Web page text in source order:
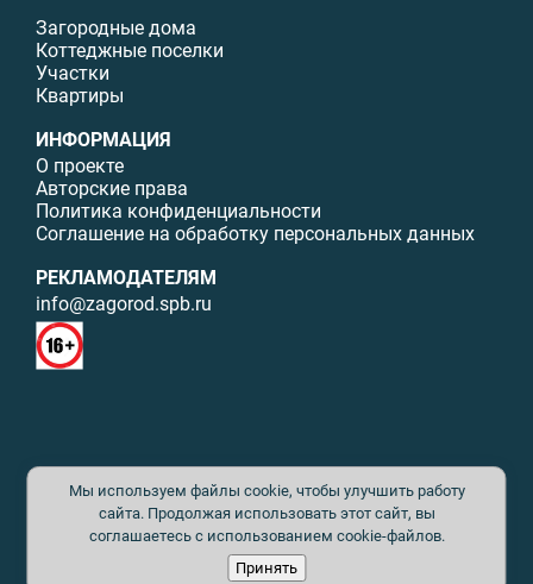
Загородные дома
Коттеджные поселки
Участки
Квартиры
ИНФОРМАЦИЯ
О проекте
Авторские права
Политика конфиденциальности
Соглашение на обработку персональных данных
РЕКЛАМОДАТЕЛЯМ
info@zagorod.spb.ru
© ИП Малыщева Б.Л. Все права защищены. Перепечатка материалов
данного сайта возможна только с письменного разрешения. При
цитировании ссылка на www.zagorod.spb.ru обязательна. Редакция не
несет ответственности за содержание рекламных материалов. Все
рекламируемые товары и услуги имеют необходимые сертификаты и
лицензии. Перепечатка любых материалов без письменного согласия
Мы используем файлы cookie, чтобы улучшить работу
сайта. Продолжая использовать этот сайт, вы
соглашаетесь с использованием cookie-файлов.
Принять